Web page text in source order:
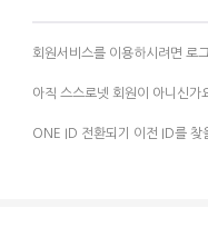
회원서비스를 이용하시려면 로
아직 스스로넷 회원이 아니신가
ONE ID 전환되기 이전 ID를 찾